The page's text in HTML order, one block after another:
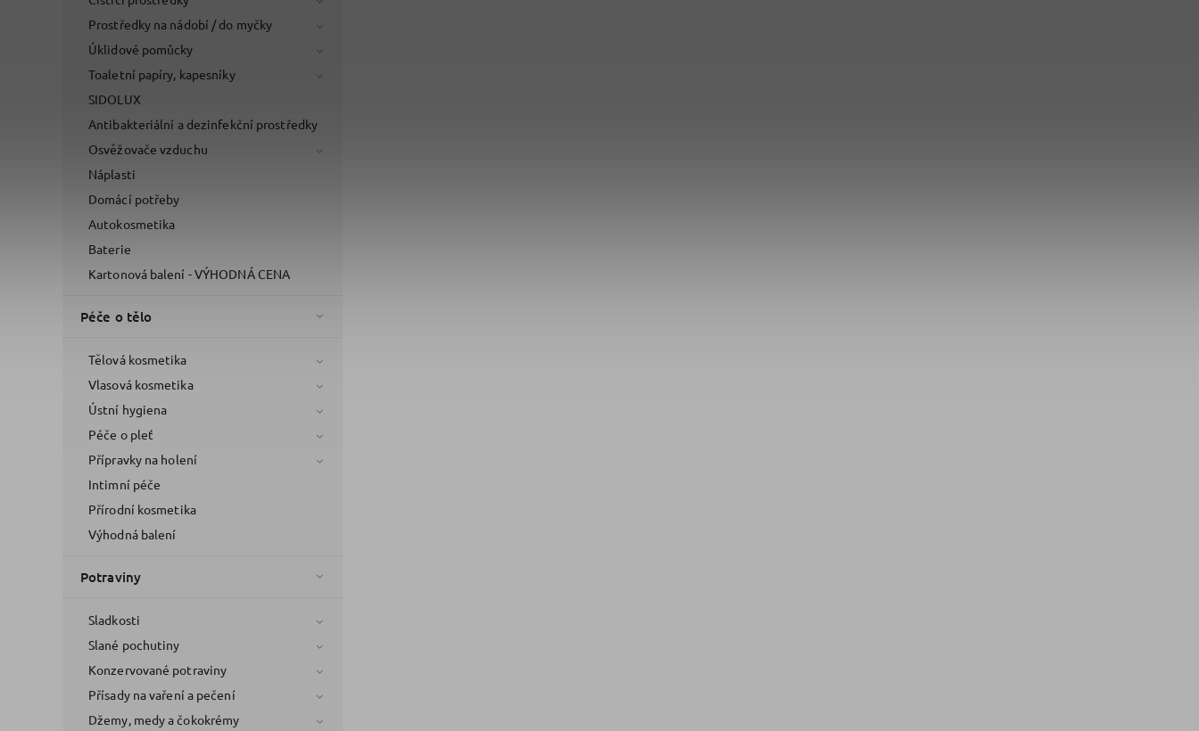
Prostředky na nádobí / do myčky
Úklidové pomůcky
Toaletní papíry, kapesníky
SIDOLUX
Antibakteriální a dezinfekční prostředky
Osvěžovače vzduchu
Náplasti
Domácí potřeby
Autokosmetika
Baterie
Kartonová balení - VÝHODNÁ CENA
Péče o tělo
Tělová kosmetika
Vlasová kosmetika
Ústní hygiena
Péče o pleť
Přípravky na holení
Intimní péče
Přírodní kosmetika
Výhodná balení
Potraviny
Sladkosti
Slané pochutiny
Konzervované potraviny
Přísady na vaření a pečení
Džemy, medy a čokokrémy